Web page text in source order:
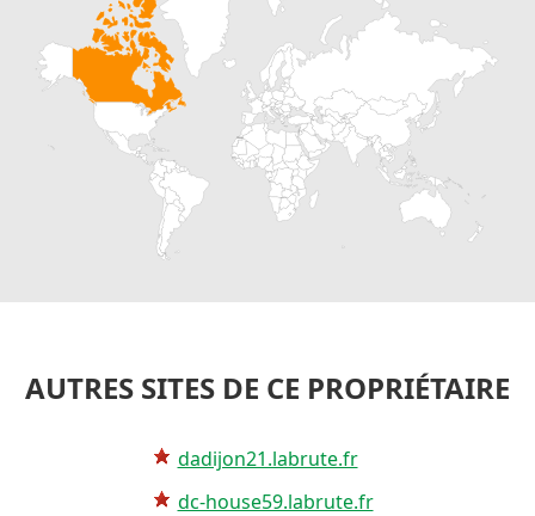
AUTRES SITES DE CE PROPRIÉTAIRE
dadijon21.labrute.fr
dc-house59.labrute.fr